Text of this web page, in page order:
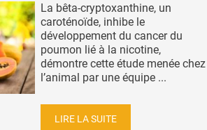
La bêta-cryptoxanthine, un
caroténoïde, inhibe le
développement du cancer du
poumon lié à la nicotine,
démontre cette étude menée chez
l’animal par une équipe ...
LIRE LA SUITE